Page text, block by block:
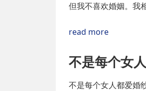
但我不喜欢婚姻。我
read more
不是每个女
不是每个女人都爱婚